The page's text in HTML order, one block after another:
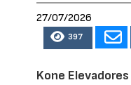
27/07/2026
397
Kone Elevadores